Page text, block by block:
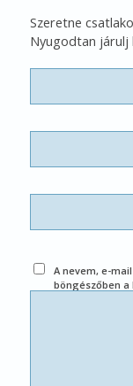
Szeretne
Nyugodtan járulj
A nevem, e-
böngészőben a